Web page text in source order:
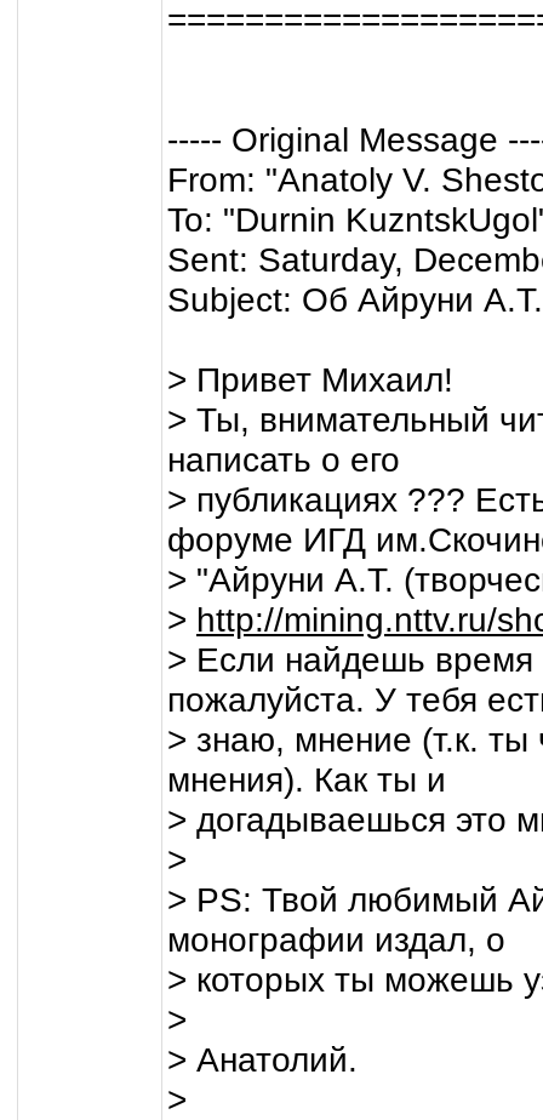
----- Original Message
From: "Anatoly V.
To: "Durnin
Sent: Saturday,
Subject: Об Айруни А.Т.
> Привет Михаил!
> Ты, внимательный
написать о его
> публикациях ???
форуме ИГД
> "Айруни А.Т.
> http://mining.nttv.ru/
> Если найдешь время
пожалуйста. У тебя
> знаю, мнение (т.к.
мнения). Как ты и
> догадываешься это
>
> PS: Твой любимый
монографии издал, о
> которых ты можешь
>
> Анатолий.
>